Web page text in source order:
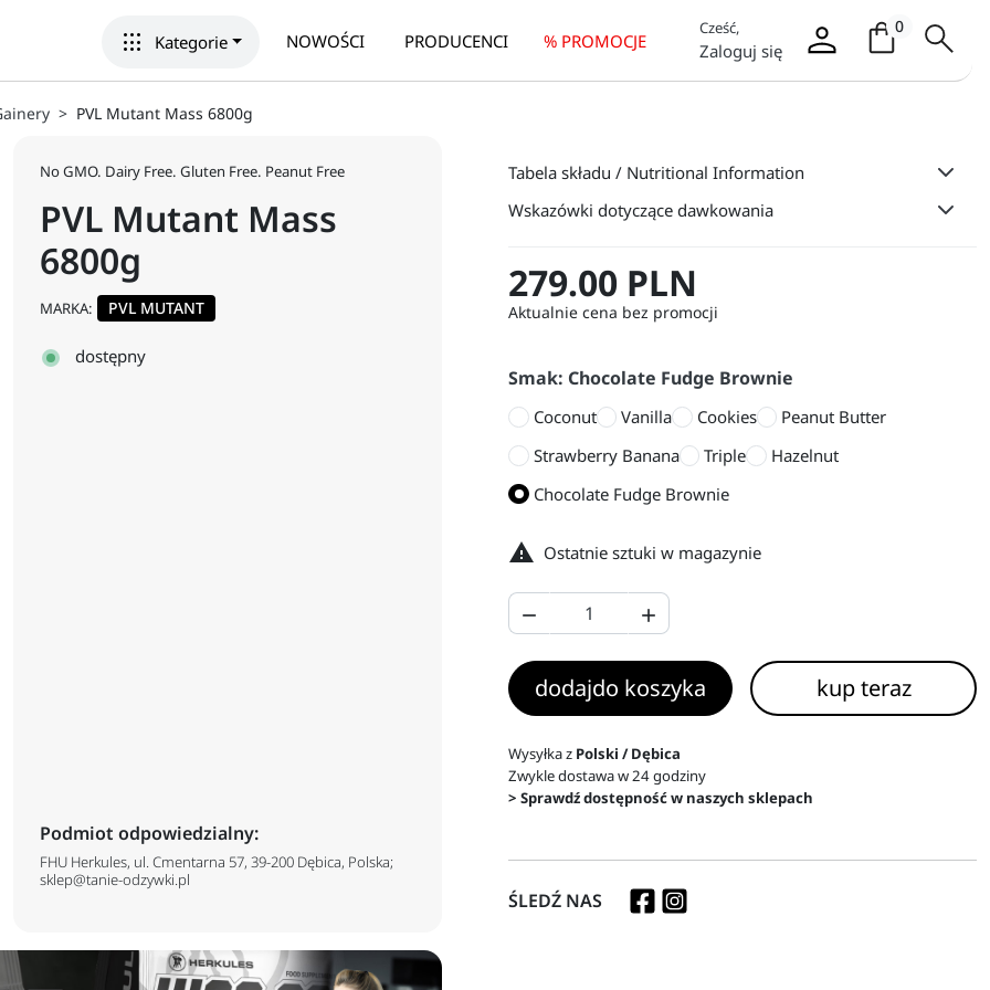
apps Kategorie NOWOŚCI PRODUCENCI % PROMOCJE
Cześć,
Zaloguj się
0Koszyk /
PVL Mutant Mass 6800g
No GMO. Dairy Free. Gluten Free. Peanut Free
PVL Mutant Mass
6800g
MARKA: PVL MUTANT
dostępny
Podmiot odpowiedzialny:
FHU Herkules, ul. Cmentarna 57, 39-200 Dębica, Polska;
sklep@tanie-odzywki.pl
Tabela składu / Nutritional Information
Wskazówki dotyczące dawkowania
279.00 PLN
Aktualnie cena bez promocji
Smak: Chocolate Fudge Brownie
Coconut Vanilla Cookies
Peanut Butter
Strawberry Banana
Triple
Hazelnut
Chocolate Fudge Brownie
 Ostatnie sztuki w magazynie
 
dodajdo koszyka kup teraz
Wysyłka z Polski / Dębica
Zwykle dostawa w 24 godziny
> Sprawdź dostępność w naszych sklepach
ŚLEDŹ NAS